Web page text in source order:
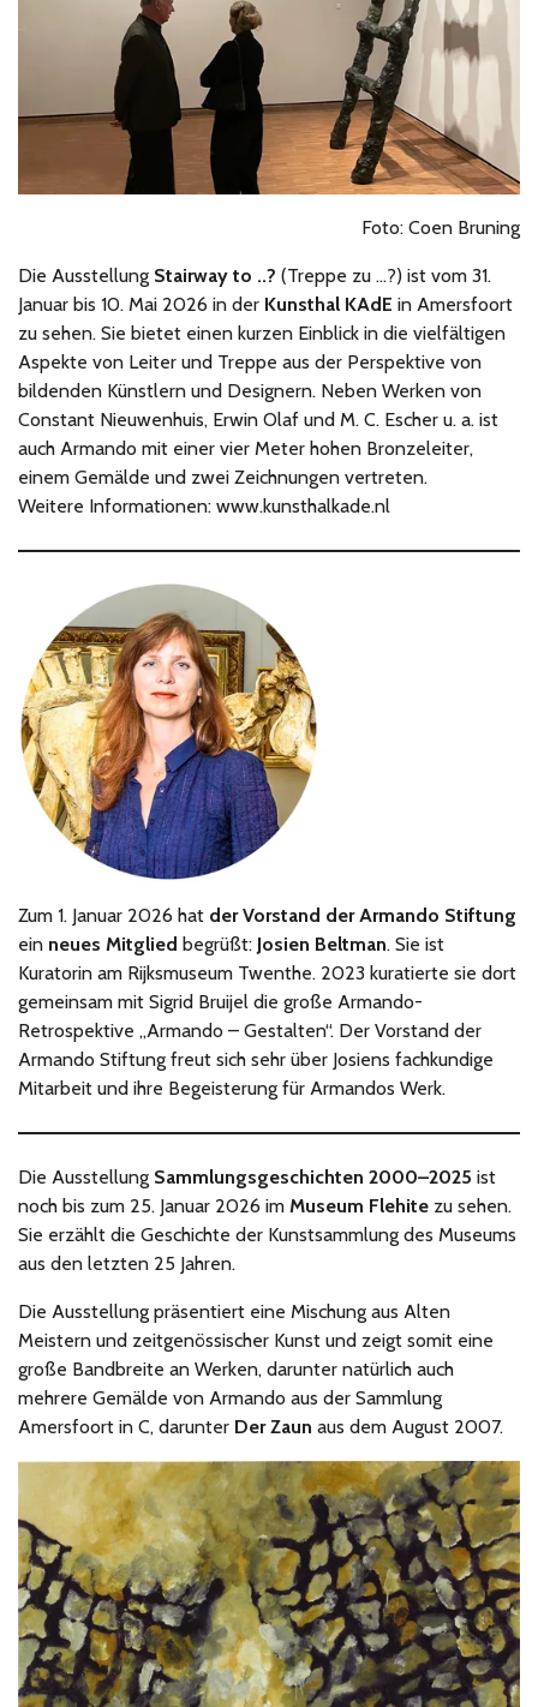
Foto: Coen Bruning
Die Ausstellung Stairway to ..? (Treppe zu …?) ist vom 31.
Januar bis 10. Mai 2026 in der Kunsthal KAdE in Amersfoort
zu sehen. Sie bietet einen kurzen Einblick in die vielfältigen
Aspekte von Leiter und Treppe aus der Perspektive von
bildenden Künstlern und Designern. Neben Werken von
Constant Nieuwenhuis, Erwin Olaf und M. C. Escher u. a. ist
auch Armando mit einer vier Meter hohen Bronzeleiter,
einem Gemälde und zwei Zeichnungen vertreten.
Weitere Informationen: www.kunsthalkade.nl
Zum 1. Januar 2026 hat der Vorstand der Armando Stiftung
ein neues Mitglied begrüßt: Josien Beltman. Sie ist
Kuratorin am Rijksmuseum Twenthe. 2023 kuratierte sie dort
gemeinsam mit Sigrid Bruijel die große Armando-
Retrospektive „Armando – Gestalten“. Der Vorstand der
Armando Stiftung freut sich sehr über Josiens fachkundige
Mitarbeit und ihre Begeisterung für Armandos Werk.
Die Ausstellung Sammlungsgeschichten 2000–2025 ist
noch bis zum 25. Januar 2026 im Museum Flehite zu sehen.
Sie erzählt die Geschichte der Kunstsammlung des Museums
aus den letzten 25 Jahren.
Die Ausstellung präsentiert eine Mischung aus Alten
Meistern und zeitgenössischer Kunst und zeigt somit eine
große Bandbreite an Werken, darunter natürlich auch
mehrere Gemälde von Armando aus der Sammlung
Amersfoort in C, darunter Der Zaun aus dem August 2007.